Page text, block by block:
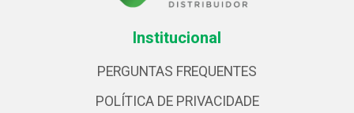
Institucional
PERGUNTAS FREQUENTES
POLÍTICA DE PRIVACIDADE